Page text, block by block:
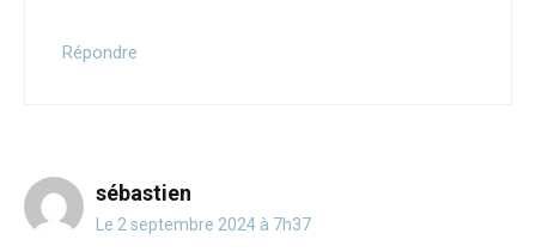
Répondre
sébastien
Le 2 septembre 2024 à 7h37